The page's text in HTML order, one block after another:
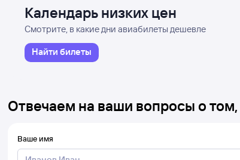
Календарь низких цен
Смотрите, в какие дни авиабилеты дешевле
Найти билеты
Отвечаем на ваши вопросы о том,
Ваше имя